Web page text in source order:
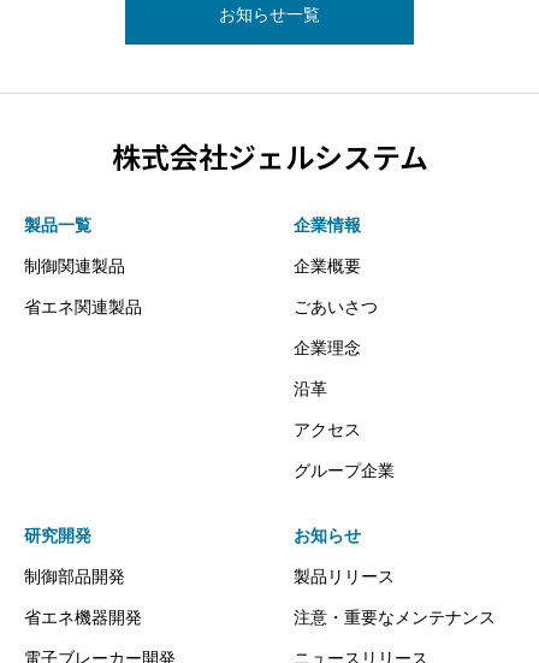
お知らせ一覧
株式会社ジェルシステム
製品一覧
制御関連製品
省エネ関連製品
企業情報
企業概要
ごあいさつ
企業理念
沿革
アクセス
グループ企業
研究開発
制御部品開発
省エネ機器開発
電子ブレーカー開発
お知らせ
製品リリース
注意・重要なメンテナンス
ニュースリリース